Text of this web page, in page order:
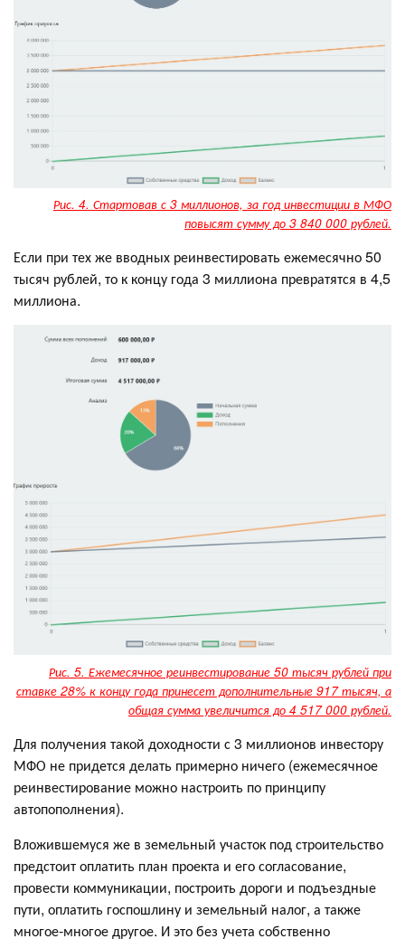
Рис. 4. Стартовав с 3 миллионов, за год инвестиции в МФО
повысят сумму до 3 840 000 рублей.
Если при тех же вводных реинвестировать ежемесячно 50
тысяч рублей, то к концу года 3 миллиона превратятся в 4,5
миллиона.
Рис. 5. Ежемесячное реинвестирование 50 тысяч рублей при
ставке 28% к концу года принесет дополнительные 917 тысяч, а
общая сумма увеличится до 4 517 000 рублей.
Для получения такой доходности с 3 миллионов инвестору
МФО не придется делать примерно ничего (ежемесячное
реинвестирование можно настроить по принципу
автопополнения).
Вложившемуся же в земельный участок под строительство
предстоит оплатить план проекта и его согласование,
провести коммуникации, построить дороги и подъездные
пути, оплатить госпошлину и земельный налог, а также
многое-многое другое. И это без учета собственно